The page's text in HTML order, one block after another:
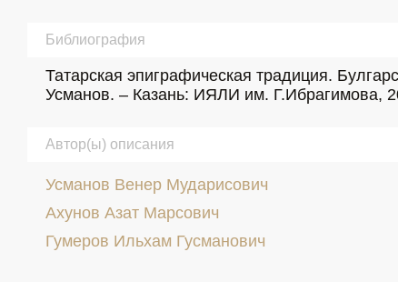
Библиография
Татарская эпиграфическая традиция.
Усманов. – Казань: ИЯЛИ им. Г.Ибрагимова,
Автор(ы) описания
Усманов Венер Мударисович
Ахунов Азат Марсович
Гумеров Ильхам Гусманович